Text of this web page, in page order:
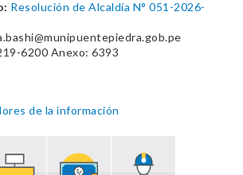
Resolución de Alcaldía N° 051-2026-
6200 Anexo: 6393
de la información